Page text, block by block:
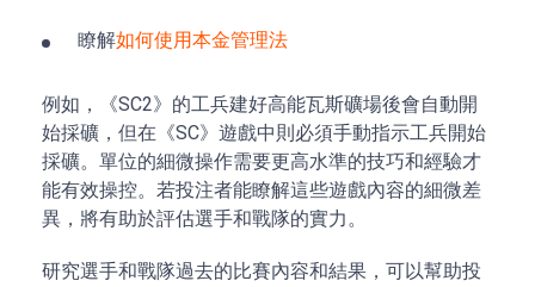
瞭解如何使用本金管理法
例如，《SC2》的工兵建好高能瓦斯礦場後會自動開
始採礦，但在《SC》遊戲中則必須手動指示工兵開始
採礦。單位的細微操作需要更高水準的技巧和經驗才
能有效操控。若投注者能瞭解這些遊戲內容的細微差
異，將有助於評估選手和戰隊的實力。
研究選手和戰隊過去的比賽內容和結果，可以幫助投